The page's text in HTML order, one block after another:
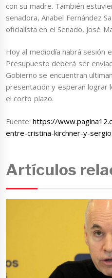
con su madre. También
senadora, Anabel Fernández
oficialista en el Senado, José
Hoy al mediodía habrá sesión
Presupuesto deberá ser
Gobierno se encuentran
presentación y esperan lograr
el corto plazo.
Fuente:https://
entre-cristina-kirchner-y-
Artículos